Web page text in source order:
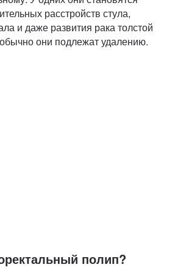
расстройств стула,
и даже развития рака толстой
они подлежат удалению.
полип?